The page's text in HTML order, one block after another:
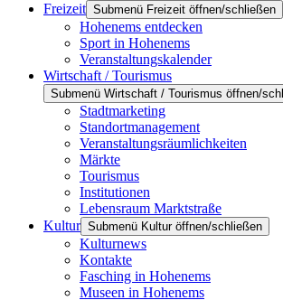
Freizeit Submenü Freizeit öffnen/schließen
Hohenems entdecken
Sport in Hohenems
Veranstaltungskalender
Wirtschaft / Tourismus
Submenü Wirtschaft / Tourismus öffnen/
Stadtmarketing
Standortmanagement
Veranstaltungsräumlichkeiten
Märkte
Tourismus
Institutionen
Lebensraum Marktstraße
Kultur Submenü Kultur öffnen/schließen
Kulturnews
Kontakte
Fasching in Hohenems
Museen in Hohenems